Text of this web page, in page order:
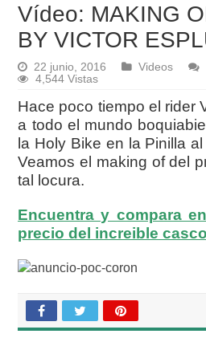
Vídeo: MAKING
BY VICTOR
22 junio, 2016 Videos
4,544 Vistas
Hace poco tiempo el rider
a todo el mundo
la Holy Bike en la Pinilla
Veamos el making of del
tal locura.
Encuentra y compara
precio del increible